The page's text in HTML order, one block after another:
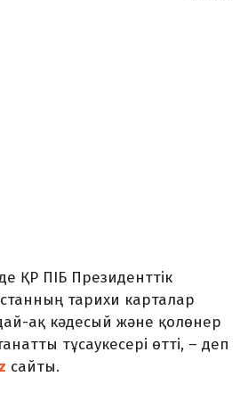
ҚР ПІБ Президенттік
тарихи карталар
ақ кәдесый және қолөнер
тұсаукесері өтті, – деп
сайты.